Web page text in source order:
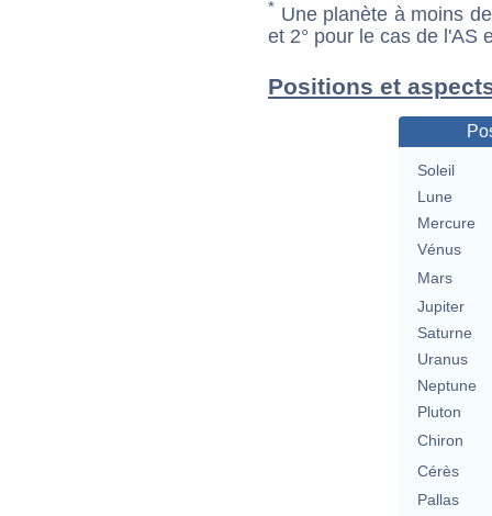
* Une planète à moins
et 2° pour le cas de l'AS
Positions et
Soleil
Lune
Mercure
Vénus
Mars
Jupiter
Saturne
Uranus
Neptune
Pluton
Chiron
Cérès
Pallas